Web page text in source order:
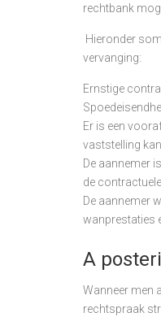
rechtbank
Hieronder
vervanging:
Ernstige
Er is een
vaststelling
De aannemer
de
De aannemer
wanprestaties
A
Wanneer men
rechtspraak